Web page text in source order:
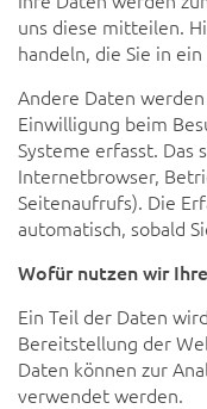
uns diese mitteilen.
handeln, die Sie in
Andere Daten
Einwilligung beim
Systeme erfasst. Das
Internetbrowser,
Seitenaufrufs). Die
automatisch, sobald
Wofür nutzen wir
Ein Teil der Daten
Bereitstellung der
Daten können zur
verwendet werden.